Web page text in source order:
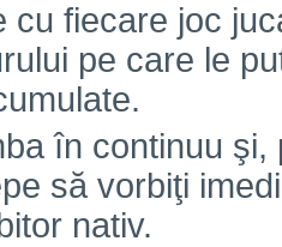
cu fiecare joc
pe care le
în continuu
să vorbiţi
nativ.